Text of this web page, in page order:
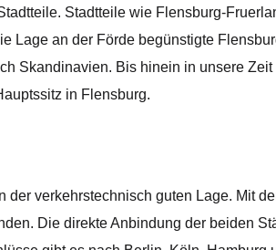
Stadtteile wie Flensburg-
Lage an der Förde begünstigte
Skandinavien. Bis hinein in unsere
in Flensburg.
verkehrstechnisch guten Lage. Mit
Die direkte Anbindung der beiden